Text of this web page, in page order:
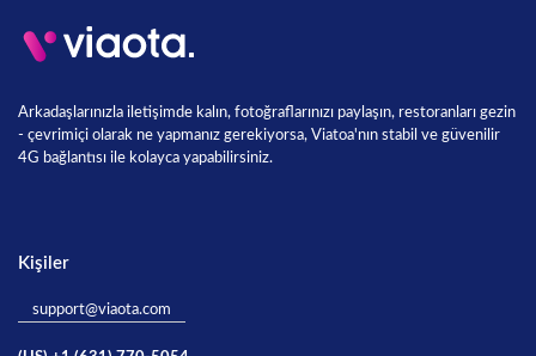
Arkadaşlarınızla iletişimde kalın, fotoğraflarınızı paylaşın, restoranları gezin
- çevrimiçi olarak ne yapmanız gerekiyorsa, Viatoa'nın stabil ve güvenilir
4G bağlantısı ile kolayca yapabilirsiniz.
Kişiler
support@viaota.com